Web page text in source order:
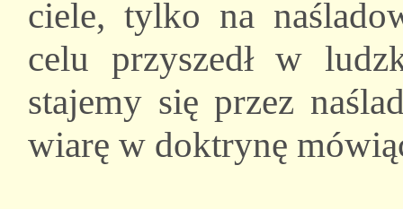
ciele, tylko na
celu przyszedł w
stajemy się przez
wiarę w doktrynę